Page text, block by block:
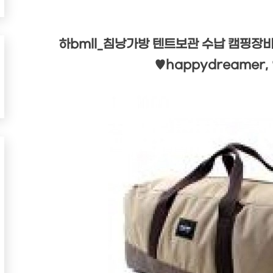
하bmll_침낭가방 텐트보관 수납 캠핑
♥happydreamer,